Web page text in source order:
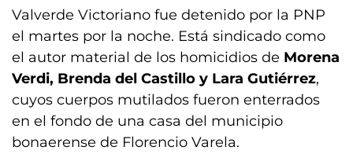
Valverde Victoriano fue detenido por la PNP
el martes por la noche. Está sindicado como
el autor material de los homicidios de Morena
Verdi, Brenda del Castillo y Lara Gutiérrez,
cuyos cuerpos mutilados fueron enterrados
en el fondo de una casa del municipio
bonaerense de Florencio Varela.